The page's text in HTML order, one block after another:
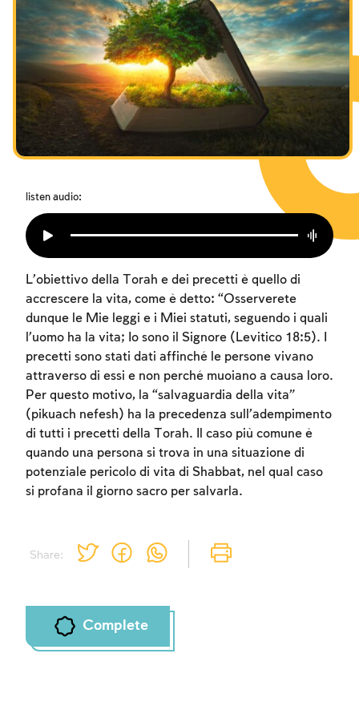
I digiuni commemorativi della distruzione del Tempio
Hanukkah
Purìm
listen audio:
Share:
L’obiettivo della Torah e dei precetti è quello di
accrescere la vita, come è detto: “Osserverete
dunque le Mie leggi e i Miei statuti, seguendo i quali
l’uomo ha la vita; Io sono il Signore (Levitico 18:5). I
precetti sono stati dati affinché le persone vivano
attraverso di essi e non perché muoiano a causa loro.
Per questo motivo, la “salvaguardia della vita”
(pikuach nefesh) ha la precedenza sull’adempimento
di tutti i precetti della Torah. Il caso più comune è
quando una persona si trova in una situazione di
potenziale pericolo di vita di Shabbat, nel qual caso
si profana il giorno sacro per salvarla.
Complete
Account required
To mark concepts as learned, you'll need
to create an account or log in.